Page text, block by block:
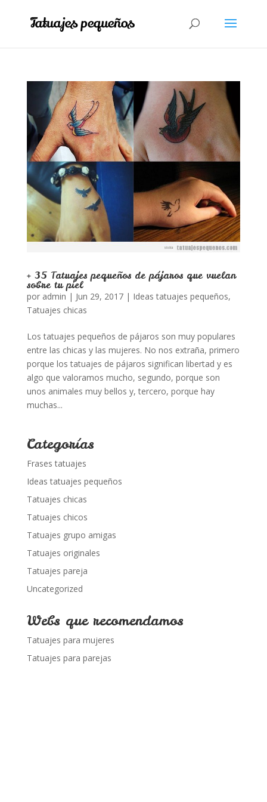
+ 35 Tatuajes pequeños de pájaros que vuelan
sobre tu piel
por admin | Jun 29, 2017| Ideas tatuajes pequeños,
Tatuajes chicas
Los tatuajes pequeños de pájaros son muy populares
entre las chicas y las mujeres. No nos extraña, primero
porque los tatuajes de pájaros significan libertad y es
algo que valoramos mucho, segundo, porque son
unos animales muy bellos y, tercero, porque hay
muchas...
Categorías
Frases tatuajes
Ideas tatuajes pequeños
Tatuajes chicas
Tatuajes chicos
Tatuajes grupo amigas
Tatuajes originales
Tatuajes pareja
Uncategorized
Webs que recomendamos
Tatuajes para mujeres
Tatuajes para parejas